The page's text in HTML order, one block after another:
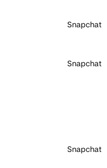
Snapchat
Snapchat
Snapchat